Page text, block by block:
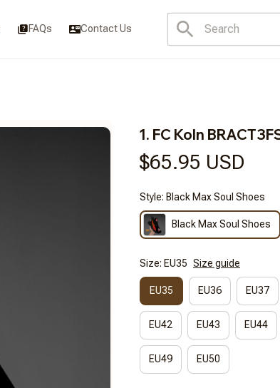
FAQs Contact Us
1. FC Koln
$65.95 USD
Style: Black Max Soul Shoes
Black Max Soul Shoes
Size: EU35 Size guide
EU35 EU36 EU37
EU42 EU43 EU44
EU49 EU50